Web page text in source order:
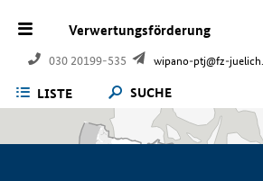
Verwertungsförderung
030 20199-535 wipano-ptj@fz-
LISTE SUCHE